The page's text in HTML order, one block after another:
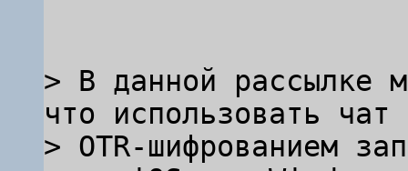
> В данной рассылке
что использовать чат
> OTR-шифрованием